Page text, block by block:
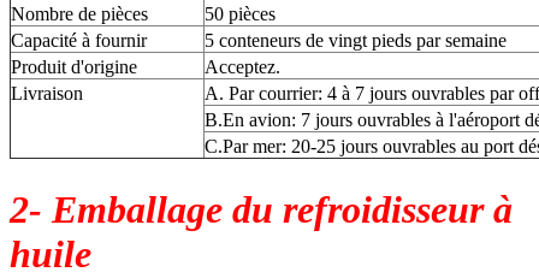
Nombre de pièces
50 pièces
Capacité à fournir
5 conteneurs de vingt pieds par semaine
Produit d'origine
Acceptez.
Livraison
A. Par courrier: 4 à 7 jours ouvrables par
B.En avion: 7 jours ouvrables à l'aéroport
C.Par mer: 20-25 jours ouvrables au port
2- Emballage du refroidisseur à
huile